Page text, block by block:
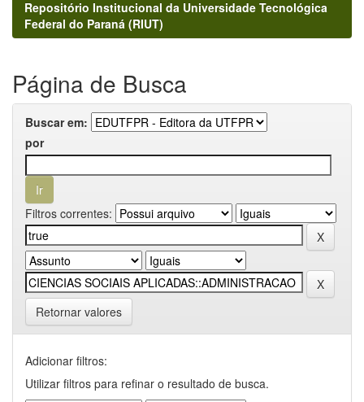
Repositório Institucional da Universidade Tecnológica
Federal do Paraná (RIUT)
Página de Busca
Buscar em:
por
Filtros correntes:
Retornar valores
Adicionar filtros:
Utilizar filtros para refinar o resultado de busca.